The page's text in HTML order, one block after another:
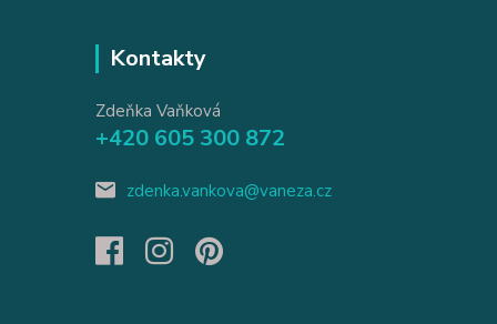
Kontakty
Zdeňka Vaňková
+420 605 300 872
zdenka.vankova@vaneza.cz